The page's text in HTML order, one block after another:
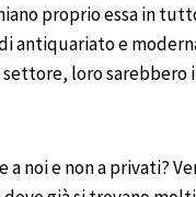
proprio essa in
antiquariato e
loro
e non a privati?